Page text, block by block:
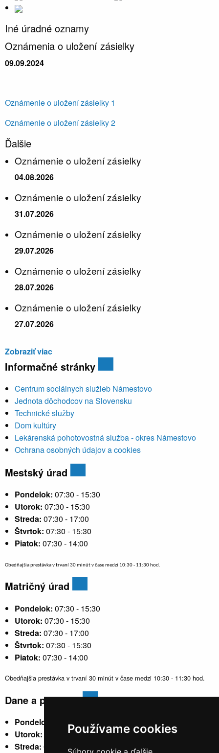
Používame cookies
Iné úradné oznamy
Oznámenia o uložení zásielky
09.09.2024
Oznámenie o uložení zásielky 1
Oznámenie o uložení zásielky 2
Ďalšie
Oznámenie o uložení zásielky
04.08.2026
Oznámenie o uložení zásielky
31.07.2026
Oznámenie o uložení zásielky
29.07.2026
Oznámenie o uložení zásielky
28.07.2026
Oznámenie o uložení zásielky
27.07.2026
Zobraziť viac
Informačné stránky
Centrum sociálnych služieb Námestovo
Jednota dôchodcov na Slovensku
Technické služby
Dom kultúry
Lekárenská pohotovostná služba - okres Námestovo
Ochrana osobných údajov a cookies
Mestský úrad
Pondelok: 07:30 - 15:30
Utorok: 07:30 - 15:30
Streda: 07:30 - 17:00
Štvrtok: 07:30 - 15:30
Piatok: 07:30 - 14:00
Obedňajšia prestávka v trvaní 30 minút v čase medzi 10:30 - 11:30 hod.
Matričný úrad
Pondelok: 07:30 - 15:30
Utorok: 07:30 - 15:30
Streda: 07:30 - 17:00
Štvrtok: 07:30 - 15:30
Piatok: 07:30 - 14:00
Obedňajšia prestávka v trvaní 30 minút v čase medzi 10:30 - 11:30 hod.
Dane a poplatky
Pondelok:
07:30 - 15:30
Utorok:
nestránkový
Streda: 07:30 - 17:00